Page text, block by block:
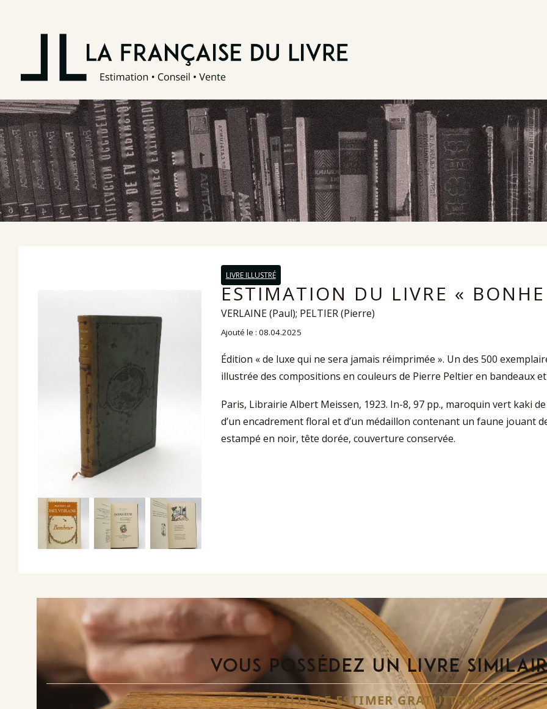
LIVRE ILLUSTRÉ
ESTIMATION DU LIVRE «
VERLAINE (Paul); PELTIER (Pierre)
Ajouté le : 08.04.2025
Édition « de luxe qui ne sera jamais réimprimée ». Un des 500
illustrée des compositions en couleurs de Pierre Peltier en bandeaux
Paris, Librairie Albert Meissen, 1923. In-8, 97 pp., maroquin vert kaki
d’un encadrement floral et d’un médaillon contenant un faune jouant
estampé en noir, tête dorée, couverture conservée.
VOUS POSSÉDEZ UN LIVRE
FAITES-LE ESTIMER GRATUITEMENT